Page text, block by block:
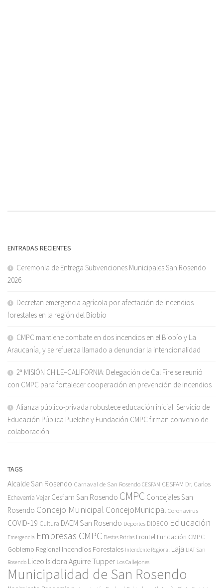
ENTRADAS RECIENTES
Ceremonia de Entrega Subvenciones Municipales San Rosendo
2026
Decretan emergencia agrícola por afectación de incendios
forestales en la región del Biobío
CMPC mantiene combate en dos incendios en el Biobío y La
Araucanía, y se refuerza llamado a denunciar la intencionalidad
2ª MISIÓN CHILE–CALIFORNIA: Delegación de Cal Fire se reunió
con CMPC para fortalecer cooperación en prevención de incendios
Alianza público-privada robustece educación inicial: Servicio de
Educación Pública Puelche y Fundación CMPC firman convenio de
colaboración
TAGS
Alcalde San Rosendo Carnaval de San Rosendo CESFAM CESFAM Dr. Carlos
Echeverría Vejar Cesfam San Rosendo CMPC Concejales San
Rosendo Concejo Municipal ConcejoMunicipal Coronavirus
COVID-19 Cultura DAEM San Rosendo Deportes DIDECO Educación
Emergencia Empresas CMPC Fiestas Patrias Frontel Fundación CMPC
Gobierno Regional Incendios Forestales Intendente Regional Laja LIAT San
Rosendo Liceo Isidora Aguirre Tupper Los Callejones
Municipalidad de San Rosendo